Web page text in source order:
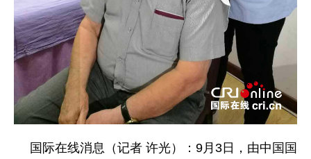
国际在线消息（记者 许光）：9月3日，由中国国